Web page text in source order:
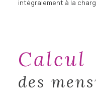
intégralement à la
calcul
des